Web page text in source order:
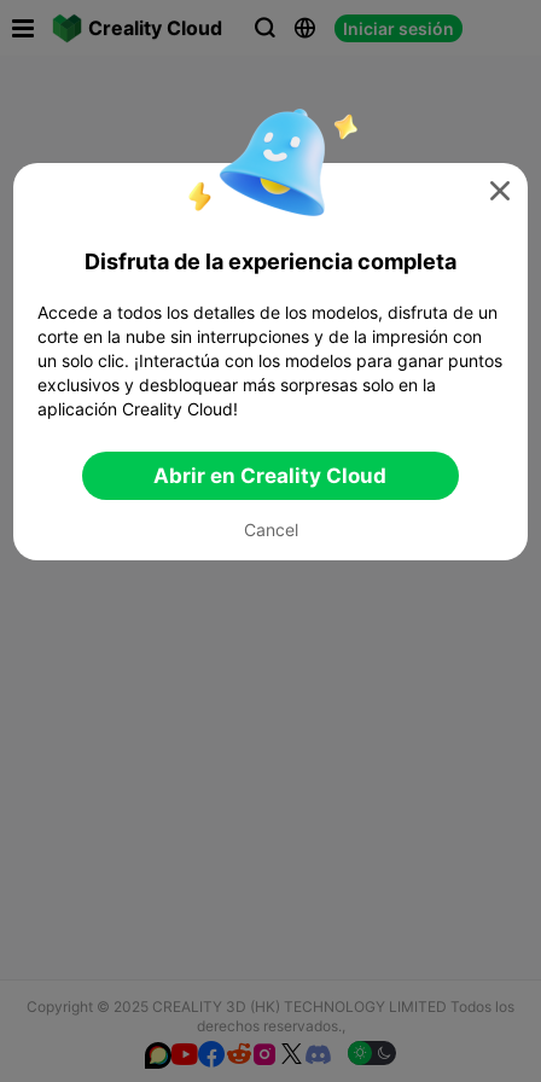
Creality Cloud   Iniciar sesión
Copyright © 2025 CREALITY 3D (HK) TECHNOLOGY LIMITED Todos los
derechos reservados.,
  

Disfruta de la experiencia completa
Accede a todos los detalles de los modelos, disfruta de un
corte en la nube sin interrupciones y de la impresión con
un solo clic. ¡Interactúa con los modelos para ganar puntos
exclusivos y desbloquear más sorpresas solo en la
aplicación Creality Cloud!
Abrir en Creality Cloud
Cancel